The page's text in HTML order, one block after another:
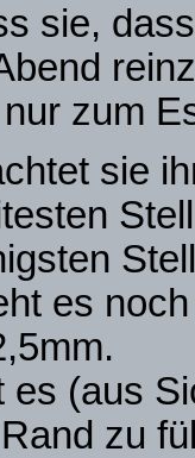
sie,
zum
sie
es
es (aus
zu